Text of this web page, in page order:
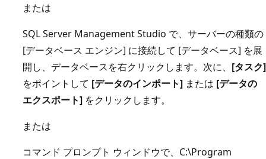
または
SQL Server Management Studio で、サーバーの種類の
[データベース エンジン] に接続して [データベース] を展
開し、データベースを右クリックします。次に、 [タスク]
をポイントして [データのインポート] または [データの
エクスポート] をクリックします。
または
コマンド プロンプト ウィンドウで、C:\Program